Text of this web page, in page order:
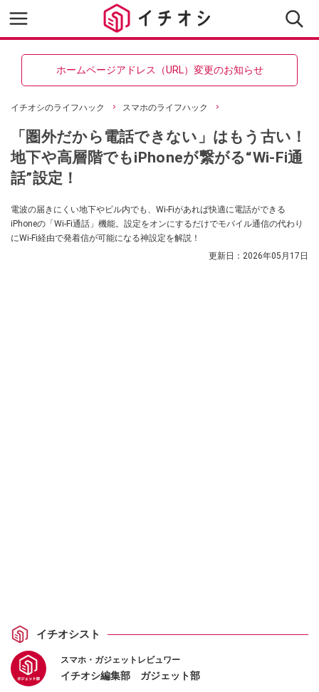
ホームページアドレス（URL）変更のお知らせ
イチオシのライフハック スマホのライフハック
「圏外だから電話できない」はもう古い！
地下や高層階でもiPhoneが繋がる“Wi-Fi通
話”設定！
電波の届きにくい地下やビル内でも、Wi-Fiがあれば快適に電話ができる
iPhoneの「Wi-Fi通話」機能。設定をオンにするだけでモバイル通信の代わり
にWi-Fi経由で発着信が可能になる神設定を解説！
更新日： 2026年05月17日
イチオシスト
スマホ・ガジェットレビュワー
イチオシ編集部 ガジェット部